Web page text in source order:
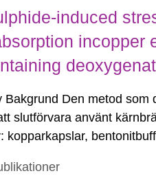
induced
incopper
Bakgrund Den metod
slutförvara använt
kopparkapslar,